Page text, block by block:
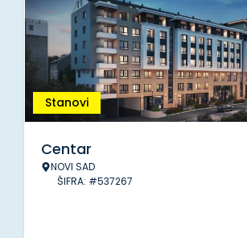
Stanovi
Centar
NOVI SAD
ŠIFRA: #537267